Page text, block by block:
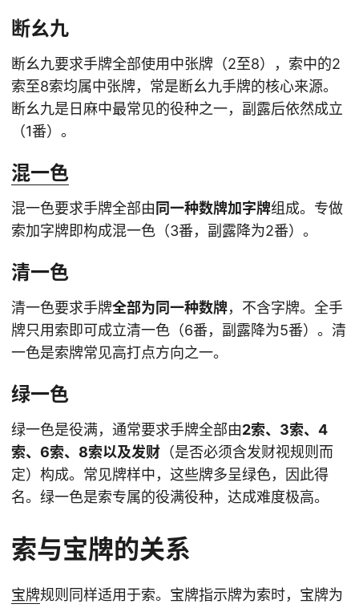
断幺九
断幺九要求手牌全部使用中张牌（2至8），索中的2
索至8索均属中张牌，常是断幺九手牌的核心来源。
断幺九是日麻中最常见的役种之一，副露后依然成立
（1番）。
混一色
混一色要求手牌全部由 同一种数牌加字牌组成。专做
索加字牌即构成混一色（3番，副露降为2番）。
清一色
清一色要求手牌全部为同一种数牌，不含字牌。全手
牌只用索即可成立清一色（6番，副露降为5番）。清
一色是索牌常见高打点方向之一。
绿一色
绿一色是役满，通常要求手牌全部由2索、3索、4
索、6索、8索以及发财 （是否必须含发财视规则而
定）构成。常见牌样中，这些牌多呈绿色，因此得
名。绿一色是索专属的役满役种，达成难度极高。
索与宝牌的关系
宝牌规则同样适用于索。宝牌指示牌为索时，宝牌为